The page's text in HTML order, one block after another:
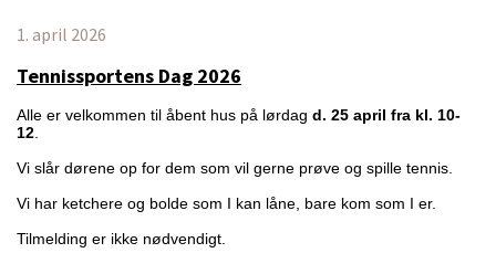
1. april 2026
Tennissportens Dag 2026
Alle er velkommen til åbent hus på lørdag d. 25 april fra kl. 10-
12
Vi slår dørene op for dem som vil gerne prøve og spille tennis.
Vi har ketchere og bolde som I kan låne, bare kom som I er.
Tilmelding er ikke nødvendigt.